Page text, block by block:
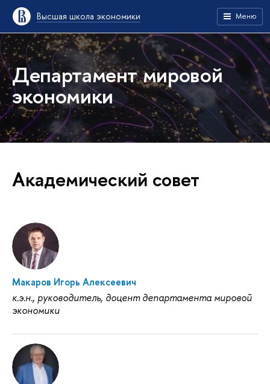
Высшая школа экономики Меню
Департамент мировой
экономики
Академический совет
Макаров Игорь Алексеевич
к.э.н., руководитель, доцент департамента мировой
экономики